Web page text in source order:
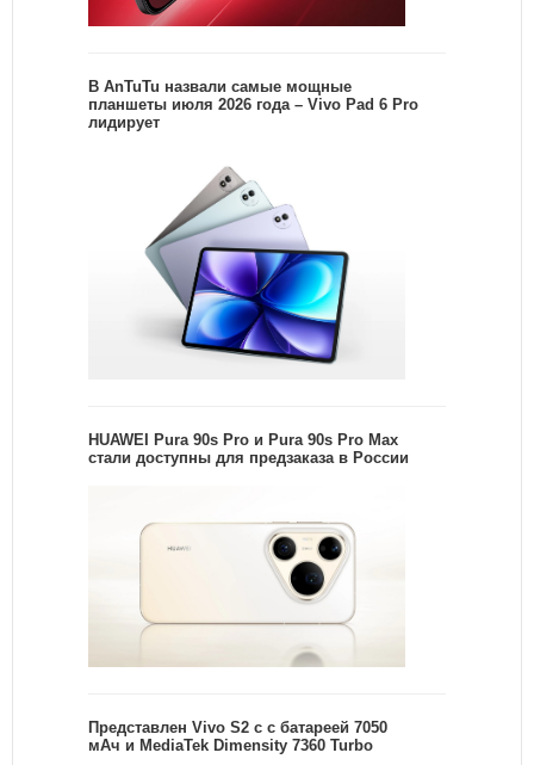
В AnTuTu назвали самые мощные
планшеты июля 2026 года – Vivo Pad 6 Pro
лидирует
HUAWEI Pura 90s Pro и Pura 90s Pro Max
стали доступны для предзаказа в России
Представлен Vivo S2 с с батареей 7050
мАч и MediaTek Dimensity 7360 Turbo